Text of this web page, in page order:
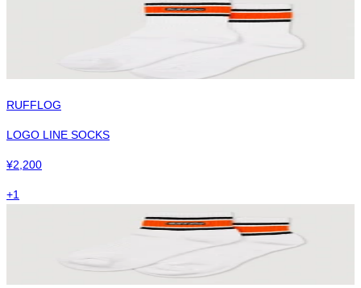
RUFFLOG
LOGO LINE SOCKS
¥2,200
+1